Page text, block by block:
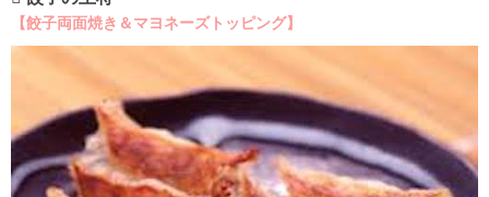
【餃子両面焼き＆マヨネーズトッピング】